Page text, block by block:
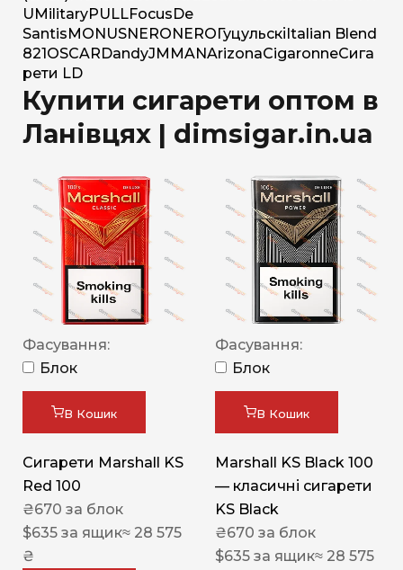
U MilitaryPULLFocus De
Santis MONUSNERO NERO Гуцульскі Italian Blend
821 OSCAR DandyJM MANArizonaCigaronneСига
рети LD
Купити сигарети оптом в
Ланівцях | dimsigar.in.ua
Фасування:
Блок
В Кошик
Сигарети Marshall KS
Red 100
₴670 за блок
$635 за ящик≈ 28 575
₴
Фасування:
Блок
В Кошик
Marshall KS Black 100
— класичні сигарети
KS Black
₴670 за блок
$635 за ящик≈ 28 575